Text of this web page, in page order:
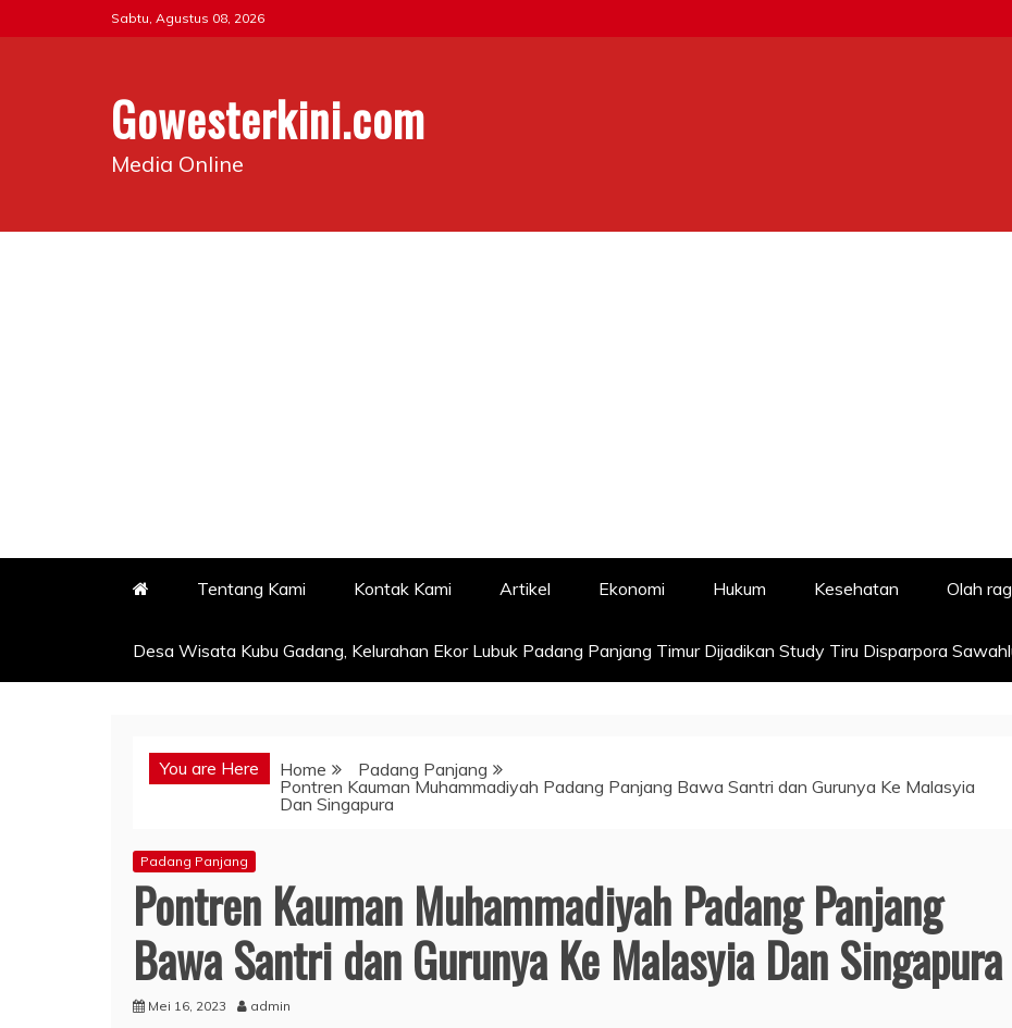
to
Sabtu, Agustus 08, 2026
Gowesterkini.com
Media Online
Tentang Kami Kontak Kami Artikel Ekonomi Hukum Kesehatan Olah
Desa Wisata Kubu Gadang, Kelurahan Ekor Lubuk Padang Panjang Timur Dijadikan Study Tiru Disparpora
You are Here Home
Padang Panjang
Pontren Kauman Muhammadiyah Padang Panjang Bawa Santri dan Gurunya Ke Malasyia
Dan Singapura
Padang Panjang
Pontren Kauman Muhammadiyah Padang Panjang
Bawa Santri dan Gurunya Ke Malasyia Dan Singapura
Mei 16, 2023 admin